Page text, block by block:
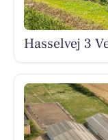
Hasselvej 3